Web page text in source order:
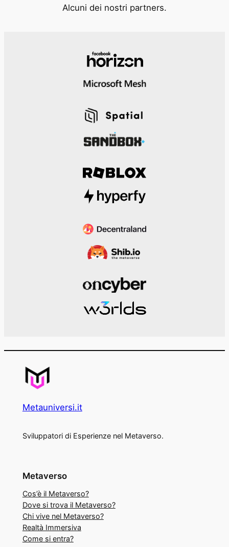
Alcuni dei nostri partners.
Metauniversi.it
Sviluppatori di Esperienze nel Metaverso.
Metaverso
Cos’è il Metaverso?
Dove si trova il Metaverso?
Chi vive nel Metaverso?
Realtà Immersiva
Come si entra?